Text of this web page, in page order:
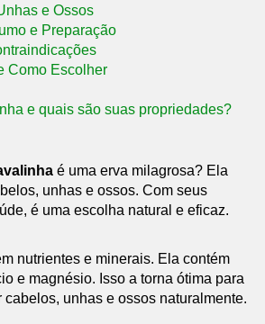
e Ossos
e Preparação
Como Escolher
e quais são suas propriedades?
é uma erva milagrosa? Ela
unhas e ossos. Com seus
é uma escolha natural e eficaz.
nutrientes e minerais. Ela contém
e magnésio. Isso a torna ótima para
cabelos, unhas e ossos naturalmente.